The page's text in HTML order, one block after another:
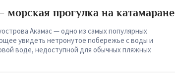
морская прогулка на катамаране
Акамас — одно из самых популярных
увидеть нетронутое побережье с воды и
воде, недоступной для обычных пляжных